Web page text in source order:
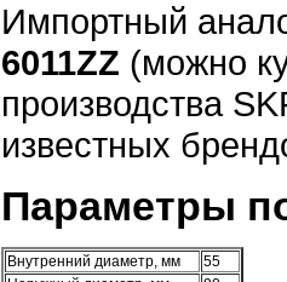
Импортный
6011ZZ (можно
производства
известных
Параметры
Внутренний диаметр, мм
55